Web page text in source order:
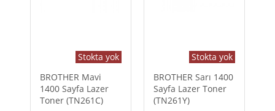
Stokta yok
BROTHER Mavi
1400 Sayfa Lazer
Toner (TN261C)
Stokta yok
BROTHER Sarı 1400
Sayfa Lazer Toner
(TN261Y)